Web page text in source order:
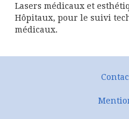
Lasers médicaux et
Hôpitaux, pour le suivi
médicaux.